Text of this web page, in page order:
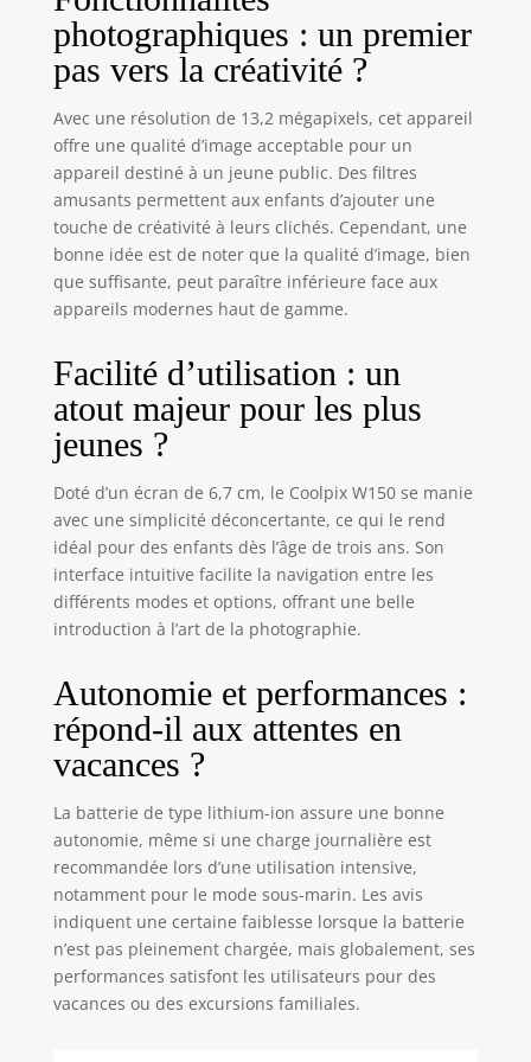
photographiques : un premier
pas vers la créativité ?
Avec une résolution de 13,2 mégapixels, cet appareil
offre une qualité d’image acceptable pour un
appareil destiné à un jeune public. Des filtres
amusants permettent aux enfants d’ajouter une
touche de créativité à leurs clichés. Cependant, une
bonne idée est de noter que la qualité d’image, bien
que suffisante, peut paraître inférieure face aux
appareils modernes haut de gamme.
Facilité d’utilisation : un
atout majeur pour les plus
jeunes ?
Doté d’un écran de 6,7 cm, le Coolpix W150 se manie
avec une simplicité déconcertante, ce qui le rend
idéal pour des enfants dès l’âge de trois ans. Son
interface intuitive facilite la navigation entre les
différents modes et options, offrant une belle
introduction à l’art de la photographie.
Autonomie et performances :
répond-il aux attentes en
vacances ?
La batterie de type lithium-ion assure une bonne
autonomie, même si une charge journalière est
recommandée lors d’une utilisation intensive,
notamment pour le mode sous-marin. Les avis
indiquent une certaine faiblesse lorsque la batterie
n’est pas pleinement chargée, mais globalement, ses
performances satisfont les utilisateurs pour des
vacances ou des excursions familiales.